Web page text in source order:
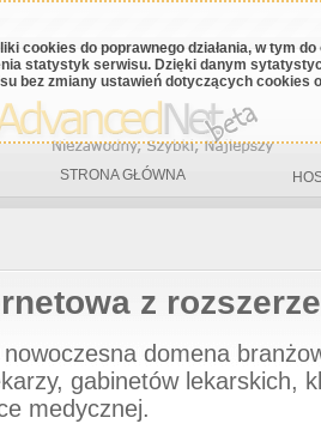
cookies do poprawnego działania, w tym
statystyk serwisu. Dzięki danym
bez zmiany ustawień dotyczących cookies
STRONA GŁÓWNA
z
domena
gabinetów lekarskich,
medycznej.